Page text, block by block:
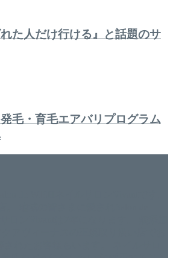
れた人だけ行ける』と話題のサ
毛・育毛エアバリプログラム